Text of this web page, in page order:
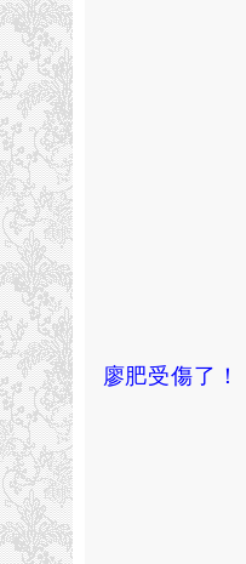
廖肥受傷了！